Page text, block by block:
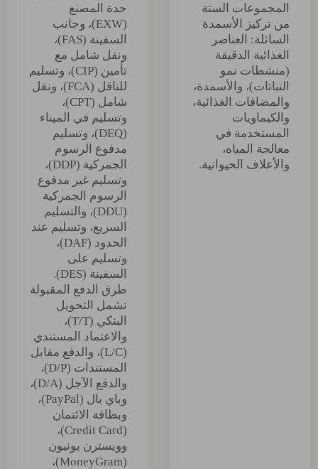
المجموعات الستة
من تركيز الأسمدة
السائلة: العناصر
الغذائية الدقيقة
(منشطات نمو
النباتات)، والأسمدة،
والمضافات الغذائية،
والكيماويات
المستخدمة في
معالجة المياه،
والأعلاف الحيوانية.
حدة المصنع
(EXW)، وجانب
السفينة (FAS)،
ونقل شامل مع
تأمين (CIP)، وتسليم
للناقل (FCA)، ونقل
شامل (CPT)،
وتسليم في الميناء
(DEQ)، وتسليم
مدفوع الرسوم
الجمركية (DDP)،
وتسليم غير مدفوع
الرسوم الجمركية
(DDU)، والتسليم
السريع، وتسليم عند
الحدود (DAF)،
وتسليم على
السفينة (DES).
طرق الدفع المقبولة
تشمل التحويل
البنكي (T/T)،
والاعتماد المستندي
(L/C)، والدفع مقابل
المستندات (D/P)،
والدفع الآجل (D/A)،
وباي بال (PayPal)،
وبطاقة الائتمان
(Credit Card)،
وويسترن يونيون
(MoneyGram)،